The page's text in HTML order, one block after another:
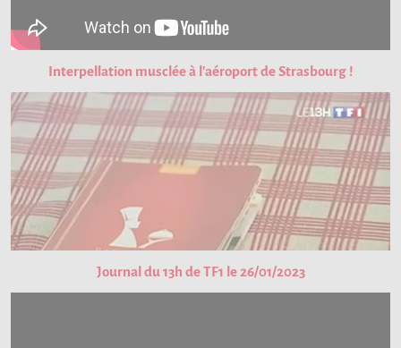
Interpellation musclée à l'aéroport de Strasbourg !
Journal du 13h de TF1 le 26/01/2023